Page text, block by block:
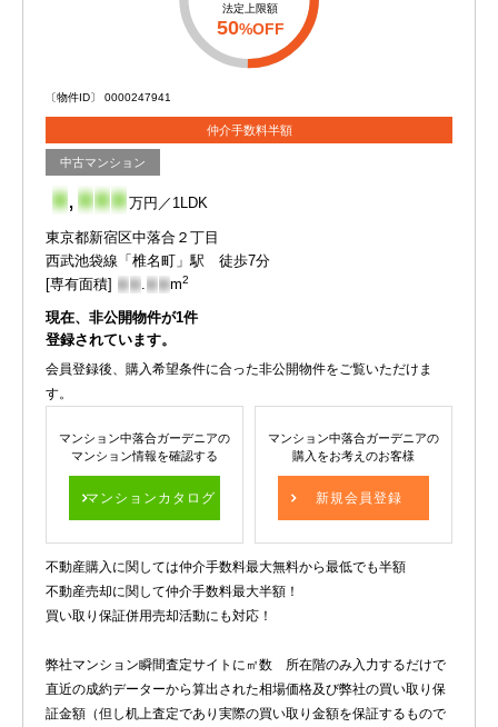
法定上限額
50%OFF
〔物件ID〕 0000247941
仲介手数料半額
中古マンション
- ,- - - 万円／1LDK
東京都新宿区中落合２丁目
西武池袋線「椎名町」駅 徒歩7分
[専有面積] - - .- - m2
現在、非公開物件が1件
登録されています。
会員登録後、購入希望条件に合った非公開物件をご覧いただけま
す。
マンション中落合ガーデニアの
マンション情報を確認する
マンションカタログ
マンション中落合ガーデニアの
購入をお考えのお客様
新規会員登録
不動産購入に関しては仲介手数料最大無料から最低でも半額
不動産売却に関して仲介手数料最大半額！
買い取り保証併用売却活動にも対応！
弊社マンション瞬間査定サイトに㎡数 所在階のみ入力するだけで
直近の成約データーから算出された相場価格及び弊社の買い取り保
証金額（但し机上査定であり実際の買い取り金額を保証するもので